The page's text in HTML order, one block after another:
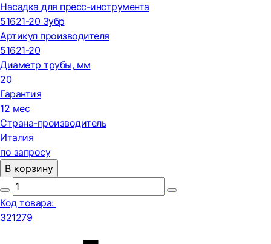
Насадка для пресс-инструмента
51621-20 Зубр
Артикул производителя
51621-20
Диаметр трубы, мм
20
Гарантия
12 мес
Страна-производитель
Италия
по запросу
В корзину
Код товара:
321279